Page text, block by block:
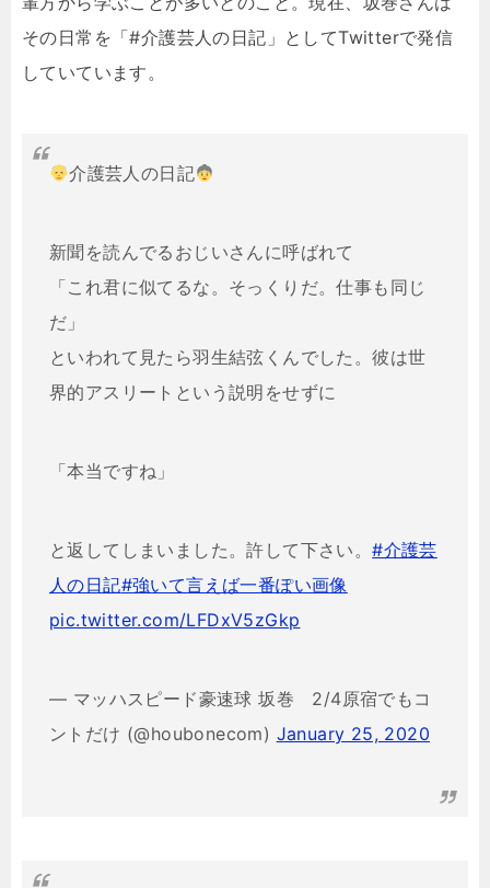
その日常を「#介護芸人の日記」としてTwitterで発信
していています。
介護芸人の日記
新聞を読んでるおじいさんに呼ばれて
「これ君に似てるな。そっくりだ。仕事も同じ
だ」
といわれて見たら羽生結弦くんでした。彼は世
界的アスリートという説明をせずに
「本当ですね」
と返してしまいました。許して下さい。#介護芸
人の日記#強いて言えば一番ぽい画像
pic.twitter.com/LFDxV5zGkp
— マッハスピード豪速球 坂巻 2/4原宿でもコ
ントだけ (@houbonecom) January 25, 2020